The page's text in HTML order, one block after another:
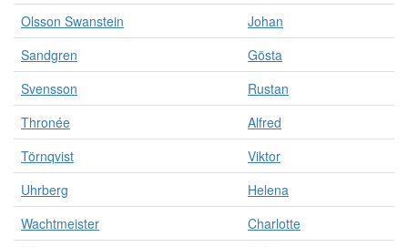
Olsson Swanstein
Johan
Sandgren
Gösta
Svensson
Rustan
Thronée
Alfred
Törnqvist
Viktor
Uhrberg
Helena
Wachtmeister
Charlotte